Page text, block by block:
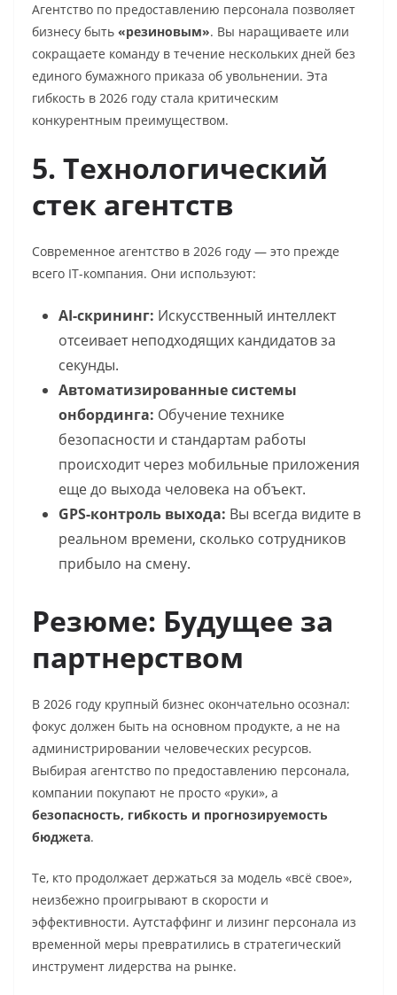
Агентство по предоставлению персонала позволяет
бизнесу быть «резиновым». Вы наращиваете или
сокращаете команду в течение нескольких дней без
единого бумажного приказа об увольнении. Эта
гибкость в 2026 году стала критическим
конкурентным преимуществом.
5. Технологический
стек агентств
Современное агентство в 2026 году — это прежде
всего IT-компания. Они используют:
AI-скрининг: Искусственный интеллект
отсеивает неподходящих кандидатов за
секунды.
Автоматизированные системы
онбординга: Обучение технике
безопасности и стандартам работы
происходит через мобильные приложения
еще до выхода человека на объект.
GPS-контроль выхода: Вы всегда видите в
реальном времени, сколько сотрудников
прибыло на смену.
Резюме: Будущее за
партнерством
В 2026 году крупный бизнес окончательно осознал:
фокус должен быть на основном продукте, а не на
администрировании человеческих ресурсов.
Выбирая агентство по предоставлению персонала,
компании покупают не просто «руки», а
безопасность, гибкость и прогнозируемость
бюджета.
Те, кто продолжает держаться за модель «всё свое»,
неизбежно проигрывают в скорости и
эффективности. Аутстаффинг и лизинг персонала из
временной меры превратились в стратегический
инструмент лидерства на рынке.